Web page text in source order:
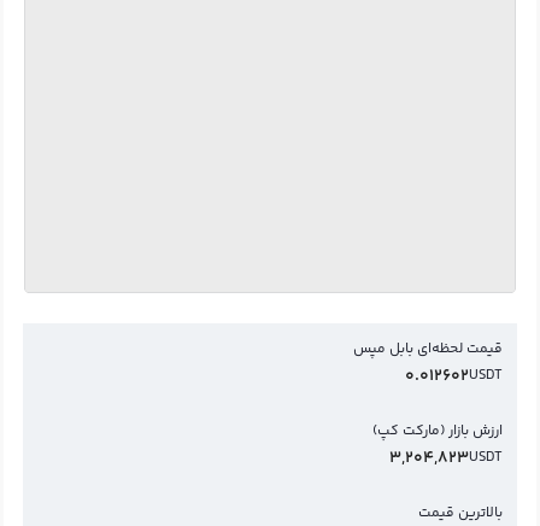
قیمت لحظه‌ای بابل مپس
USDT
0.012602
ارزش بازار (مارکت کپ)
USDT
3,204,823
بالاترین قیمت